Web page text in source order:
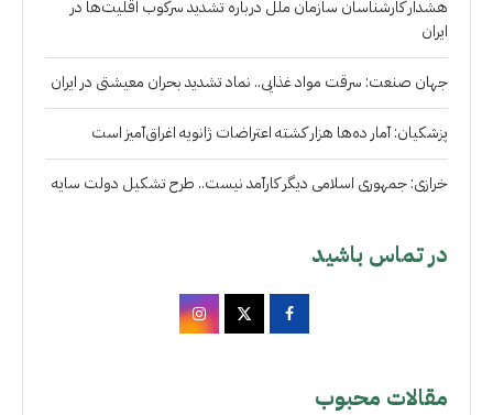
هشدار کارشناسان سازمان ملل درباره تشدید سرکوب اقلیت‌ها در
ایران
جهان صنعت: سرقت مواد غذایی.. نماد تشدید بحران معیشتی در ایران
پزشکیان: آمار ده‌ها هزار کشته اعتراضات ژانویه اغراق‌آمیز است
خرازی: جمهوری اسلامی دیگر کارآمد نیست.. طرح تشکیل دولت سایه
در تماس باشید
مقالات محبوب